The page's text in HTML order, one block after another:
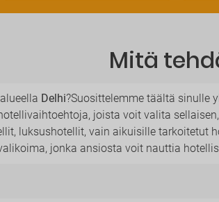
Mitä
Delhi?Suosittelemme täältä sinulle
joista voit valita
luksushotellit, vain aikuisille tarkoitetut
jonka ansiosta voit nauttia